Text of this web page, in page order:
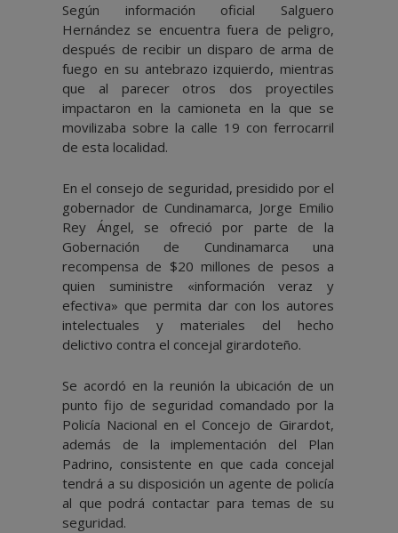
Según información oficial Salguero
Hernández se encuentra fuera de peligro,
después de recibir un disparo de arma de
fuego en su antebrazo izquierdo, mientras
que al parecer otros dos proyectiles
impactaron en la camioneta en la que se
movilizaba sobre la calle 19 con ferrocarril
de esta localidad.
En el consejo de seguridad, presidido por el
gobernador de Cundinamarca, Jorge Emilio
Rey Ángel, se ofreció por parte de la
Gobernación de Cundinamarca una
recompensa de $20 millones de pesos a
quien suministre «información veraz y
efectiva» que permita dar con los autores
intelectuales y materiales del hecho
delictivo contra el concejal girardoteño.
Se acordó en la reunión la ubicación de un
punto fijo de seguridad comandado por la
Policía Nacional en el Concejo de Girardot,
además de la implementación del Plan
Padrino, consistente en que cada concejal
tendrá a su disposición un agente de policía
al que podrá contactar para temas de su
seguridad.